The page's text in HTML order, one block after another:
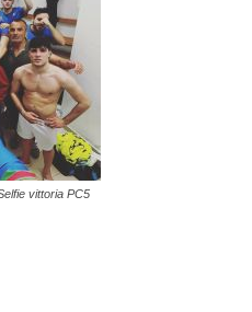
vittoria PC5